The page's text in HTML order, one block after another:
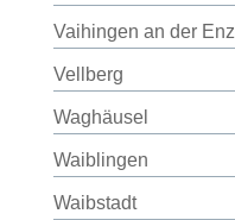
Vaihingen an der Enz
Vellberg
Waghäusel
Waiblingen
Waibstadt